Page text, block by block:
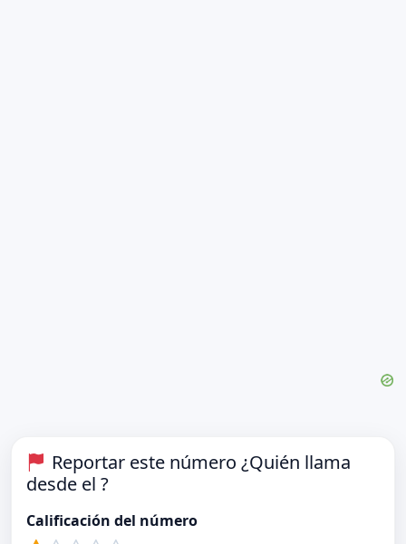
Reportar este número ¿Quién llama
desde el ?
Calificación del número